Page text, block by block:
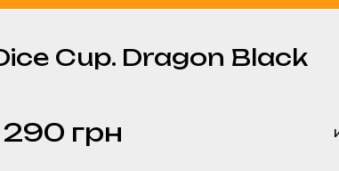
Cup. Dragon Black
290 грн